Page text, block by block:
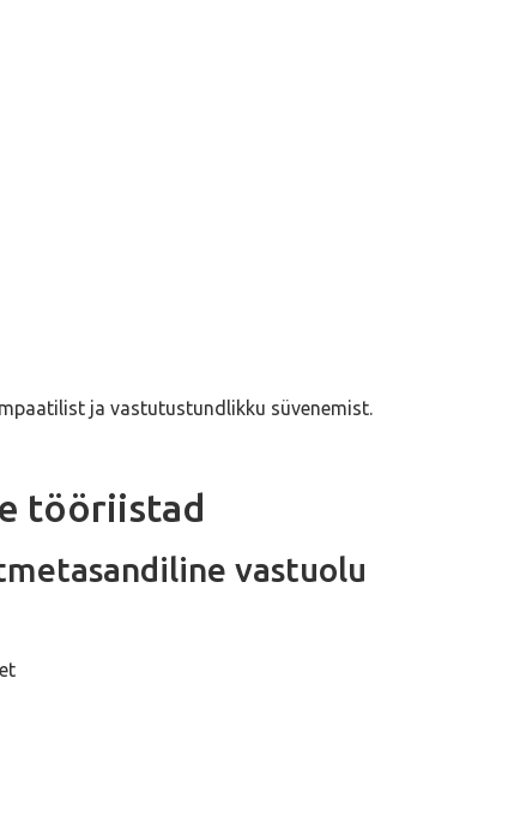
ja vastutustundlikku süvenemist.
tööriistad
vastuolu